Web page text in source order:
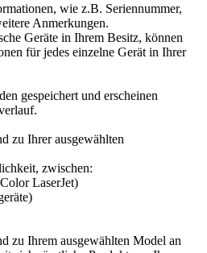
wie z.B. Seriennummer,
Anmerkungen.
Geräte in Ihrem Besitz, können
für jedes einzelne Gerät in Ihrer
gespeichert und erscheinen
zu Ihrer ausgewählten
zwischen:
LaserJet)
zu Ihrem ausgewählten Model an